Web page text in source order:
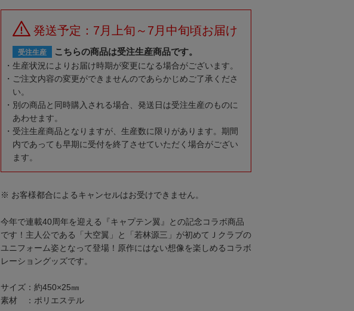
発送予定：7月上旬～7月中旬頃お届け
受注生産 こちらの商品は受注生産商品です。
生産状況によりお届け時期が変更になる場合がございます。
ご注文内容の変更ができませんのであらかじめご了承くださ
い。
別の商品と同時購入される場合、発送日は受注生産のものに
あわせます。
受注生産商品となりますが、生産数に限りがあります。期間
内であっても早期に受付を終了させていただく場合がござい
ます。
※ お客様都合によるキャンセルはお受けできません。
今年で連載40周年を迎える『キャプテン翼』との記念コラボ商品
です！主人公である「大空翼」と「若林源三」が初めてＪクラブの
ユニフォーム姿となって登場！原作にはない想像を楽しめるコラボ
レーショングッズです。
サイズ：約450×25㎜
素材 ：ポリエステル